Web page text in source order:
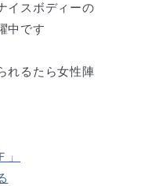
イスボディーの
中です
れるたら女性陣